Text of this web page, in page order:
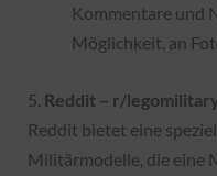
Kommentare und
Möglichkeit, an
5. Reddit – r/
Reddit bietet eine
Militärmodelle, die eine